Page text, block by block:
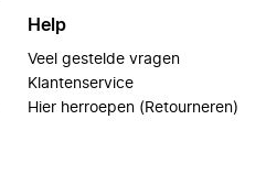
Help
Veel gestelde vragen
Klantenservice
Hier herroepen (Retourneren)